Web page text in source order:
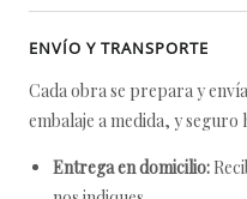
ENVÍO Y TRANSPORTE
Cada obra se prepara y
embalaje a medida, y seguro
Entrega en domicilio: